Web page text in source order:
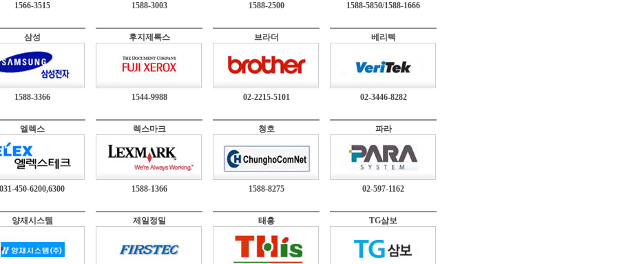
1566-3515 1588-3003 1588-2500 1588-5850/1588-1666
삼성
1588-3366
후지제록스
1544-9988
브라더
02-2215-5101
베리텍
02-3446-8282
엘렉스
031-450-6200,6300
렉스마크
1588-1366
청호
1588-8275
파라
02-597-1162
양재시스템 제일정밀 태흥 TG삼보